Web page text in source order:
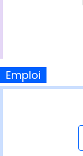
Emploi